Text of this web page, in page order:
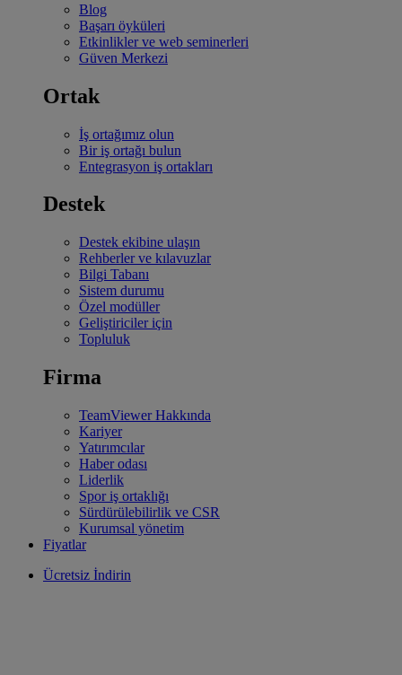
Blog
Başarı öyküleri
Etkinlikler ve web seminerleri
Güven Merkezi
Ortak
İş ortağımız olun
Bir iş ortağı bulun
Entegrasyon iş ortakları
Destek
Destek ekibine ulaşın
Rehberler ve kılavuzlar
Bilgi Tabanı
Sistem durumu
Özel modüller
Geliştiriciler için
Topluluk
Firma
TeamViewer Hakkında
Kariyer
Yatırımcılar
Haber odası
Liderlik
Spor iş ortaklığı
Sürdürülebilirlik ve CSR
Kurumsal yönetim
Fiyatlar
Ücretsiz İndirin